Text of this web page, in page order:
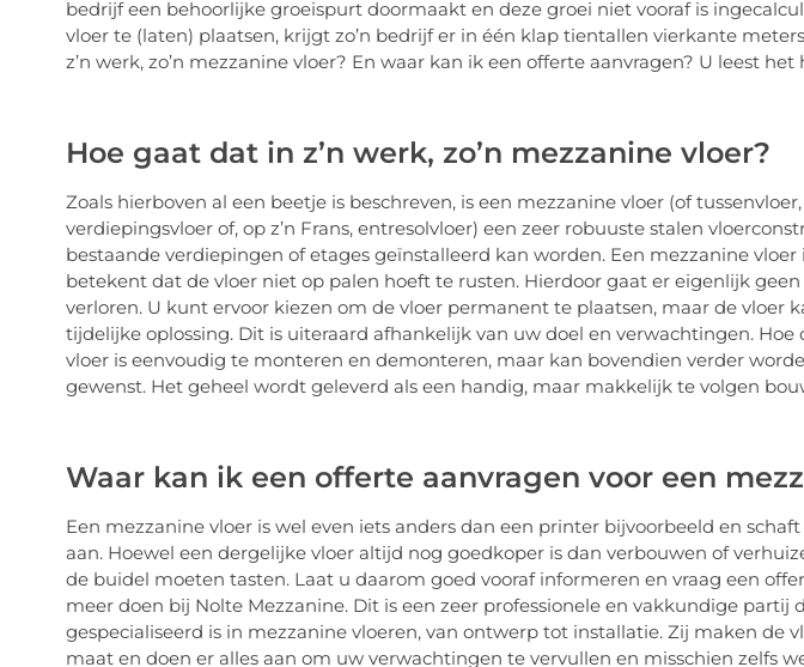
bedrijf een behoorlijke groeispurt doormaakt en deze groei niet vooraf is
vloer te (laten) plaatsen, krijgt zo’n bedrijf er in één klap tientallen vierkante
z’n werk, zo’n mezzanine vloer? En waar kan ik een offerte aanvragen? U leest het
Hoe gaat dat in z’n werk, zo’n mezzanine vloer?
Zoals hierboven al een beetje is beschreven, is een mezzanine vloer (of
verdiepingsvloer of, op z’n Frans, entresolvloer) een zeer robuuste stalen
bestaande verdiepingen of etages geïnstalleerd kan worden. Een mezzanine
betekent dat de vloer niet op palen hoeft te rusten. Hierdoor gaat er eigenlijk
verloren. U kunt ervoor kiezen om de vloer permanent te plaatsen, maar de vloer
tijdelijke oplossing. Dit is uiteraard afhankelijk van uw doel en verwachtingen. Hoe
vloer is eenvoudig te monteren en demonteren, maar kan bovendien verder
gewenst. Het geheel wordt geleverd als een handig, maar makkelijk te volgen
Waar kan ik een offerte aanvragen voor een
Een mezzanine vloer is wel even iets anders dan een printer bijvoorbeeld en
aan. Hoewel een dergelijke vloer altijd nog goedkoper is dan verbouwen of
de buidel moeten tasten. Laat u daarom goed vooraf informeren en vraag een
meer doen bij Nolte Mezzanine. Dit is een zeer professionele en vakkundige partij
gespecialiseerd is in mezzanine vloeren, van ontwerp tot installatie. Zij maken de
maat en doen er alles aan om uw verwachtingen te vervullen en misschien zelfs